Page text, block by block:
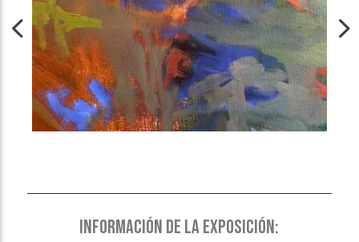
INFORMACIÓN DE LA EXPOSICIÓN: